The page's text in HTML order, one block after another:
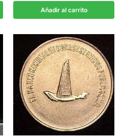
Añadir al carrito